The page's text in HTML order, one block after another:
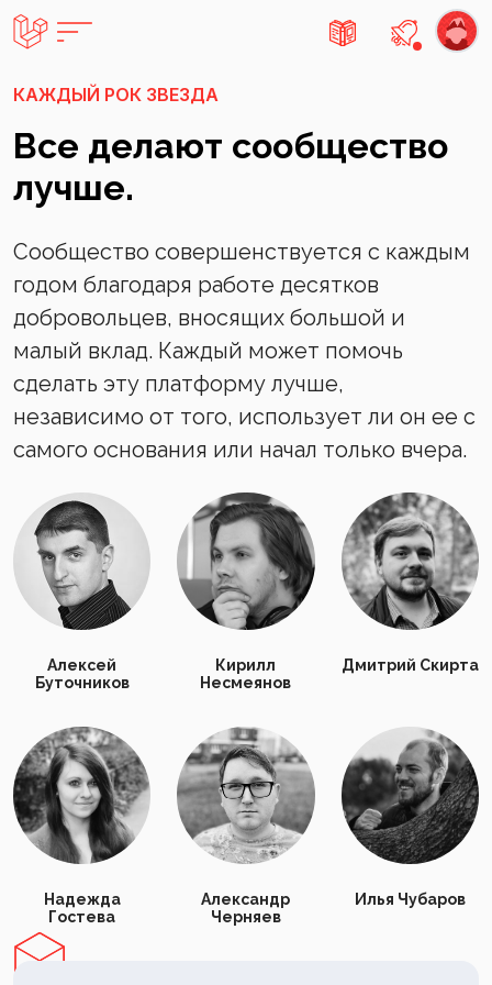
Есть не
КАЖДЫЙ РОК ЗВЕЗДА
Все делают сообщество
лучше.
Сообщество совершенствуется с каждым
годом благодаря работе десятков
добровольцев, вносящих большой и
малый вклад. Каждый может помочь
сделать эту платформу лучше,
независимо от того, использует ли он ее с
самого основания или начал только вчера.
Алексей
Буточников
Кирилл
Несмеянов
Дмитрий Скирта
Надежда
Гостева
Александр
Черняев
Илья Чубаров